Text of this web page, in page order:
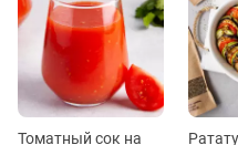
Томатный сок на